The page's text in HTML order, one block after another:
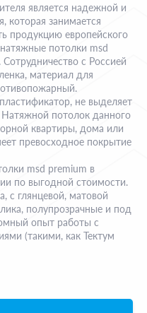
является надежной и
которая занимается
продукцию европейского
потолки msd
с Россией
материал для
не выделяет
Натяжной потолок данного
квартиры, дома или
превосходное покрытие
msd premium в
по выгодной стоимости.
с глянцевой, матовой
полупрозрачные и под
опыт работы с
(такими, как Тектум